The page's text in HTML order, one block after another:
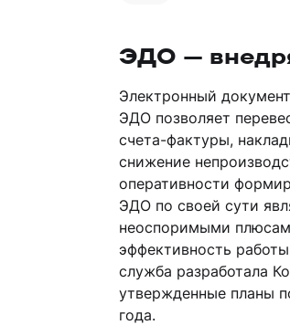
ЭДО —
Электронный
ЭДО позволяет
счета-фактуры,
снижение
оперативности
ЭДО по своей сути
неоспоримыми
эффективность
служба разработала
утвержденные планы
года.